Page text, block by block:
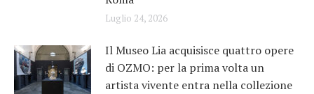
Luglio 24, 2026
Il Museo Lia acquisisce quattro opere
di OZMO: per la prima volta un
artista vivente entra nella collezione